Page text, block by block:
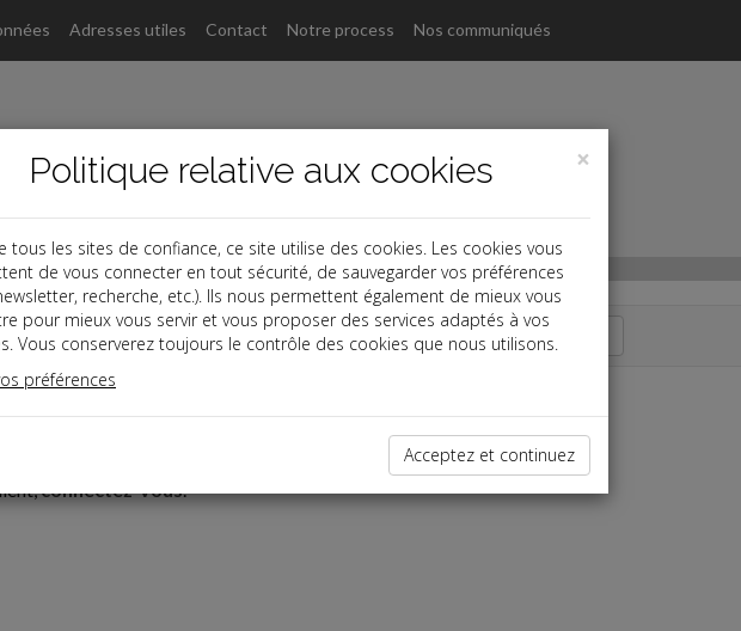
Adresses utiles Contact Notre process Nos communiqués
Paragraphe
réservé aux Clients
connectez-vous.
×
Politique relative aux cookies
tous les sites de confiance, ce site utilise des cookies. Les cookies vous
de vous connecter en tout sécurité, de sauvegarder vos préférences
recherche, etc.). Ils nous permettent également de mieux vous
pour mieux vous servir et vous proposer des services adaptés à vos
Vous conserverez toujours le contrôle des cookies que nous utilisons.
préférences
Acceptez et continuez